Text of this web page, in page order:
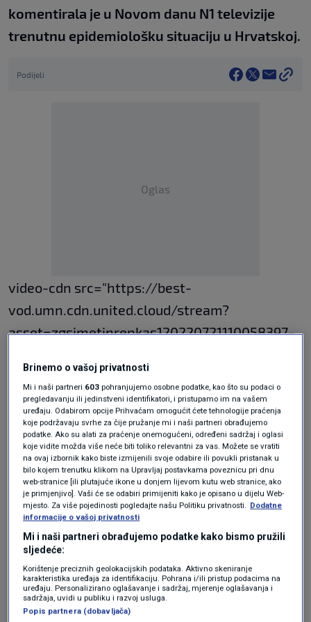
komentirala je u Novom danu N1 televizije
trenutnu epidemiološku situaciju u Hrvatskoj.
Podijeli
Oglas
video-cdn src="https://best-
vod.umn.cdn.united.cloud/stream?
asset=zgsimetinrepkas120220721110058397-
worldwide&stream=hp1400&t=0&player=m3
u8v&sp=n1info&u=n1info&p=n1Sh4redSecre7i
Nf0" video-id="4973498"]
N1 pratite putem aplikacija
zaAndroid|iPhone/iPadi društvenih
mreža Twitter|Facebook|Instagram.
Teme
IVANA PAVIĆ ŠIMETIN
Brinemo o vašoj privatnosti
Mi i naši partneri 603 pohranjujemo osobne podatke, kao što su podaci o
pregledavanju ili jedinstveni identifikatori, i pristupamo im na vašem
uređaju. Odabirom opcije Prihvaćam omogućit ćete tehnologije praćenja
koje podržavaju svrhe za čije pružanje mi i naši partneri obrađujemo
podatke. Ako su alati za praćenje onemogućeni, određeni sadržaj i oglasi
koje vidite možda više neće biti toliko relevantni za vas. Možete se vratiti
na ovaj izbornik kako biste izmijenili svoje odabire ili povukli pristanak u
bilo kojem trenutku klikom na Upravljaj postavkama poveznicu pri dnu
web-stranice [ili plutajuće ikone u donjem lijevom kutu web stranice, ako
je primjenjivo]. Vaši će se odabiri primijeniti kako je opisano u dijelu Web-
mjesto. Za više pojedinosti pogledajte našu Politiku privatnosti. Dodatne
informacije o vašoj privatnosti
Mi i naši partneri obrađujemo podatke kako bismo pružili
sljedeće:
Korištenje preciznih geolokacijskih podataka. Aktivno skeniranje
karakteristika uređaja za identifikaciju. Pohrana i/ili pristup podacima na
uređaju. Personalizirano oglašavanje i sadržaj, mjerenje oglašavanja i
sadržaja, uvidi u publiku i razvoj usluga.
Popis partnera (dobavljača)